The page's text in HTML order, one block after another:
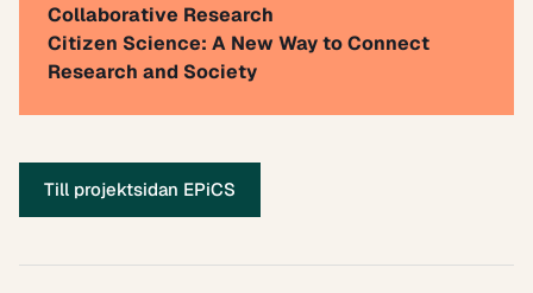
Collaborative Research
Citizen Science: A New Way to Connect
Research and Society
Till projektsidan EPiCS